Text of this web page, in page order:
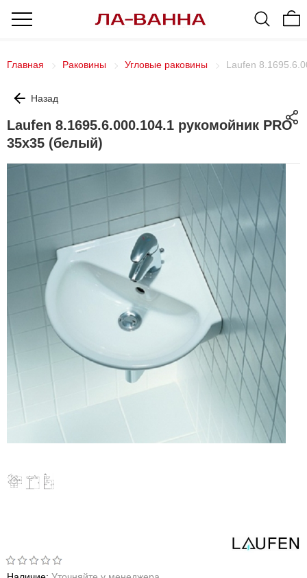
Главная Раковины Угловые раковины Laufen
Назад
Laufen 8.1695.6.000.104.1 рукомойник PRO
35х35 (белый)